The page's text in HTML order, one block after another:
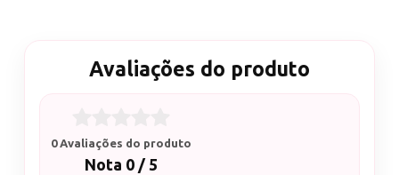
Avaliações do produto
0 Avaliações do produto
Nota 0 / 5